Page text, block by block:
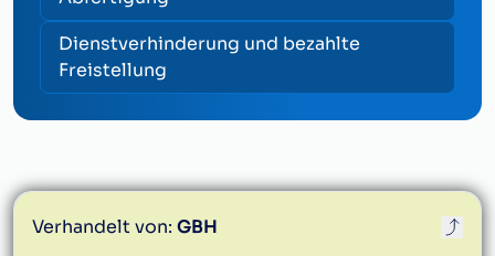
Dienstverhinderung und bezahlte
Freistellung
Verhandelt von: GBH